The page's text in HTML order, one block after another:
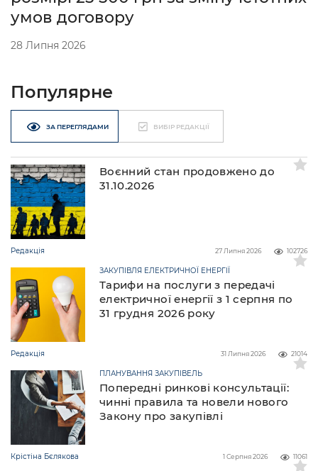
умов договору
28 Липня 2026
Популярне
ЗА ПЕРЕГЛЯДАМИ ВИБІР РЕДАКЦІЇ
Воєнний стан продовжено до
31.10.2026
Редакція 102726
27 Липня 2026
Тарифи на послуги з передачі
електричної енергії з 1 серпня по
31 грудня 2026 року
ЗАКУПІВЛЯ ЕЛЕКТРИЧНОЇ ЕНЕРГІЇ
Редакція 21014
31 Липня 2026
Попередні ринкові консультації:
чинні правила та новели нового
Закону про закупівлі
ПЛАНУВАННЯ ЗАКУПІВЕЛЬ
Крістіна Бєлякова 11061
1 Серпня 2026